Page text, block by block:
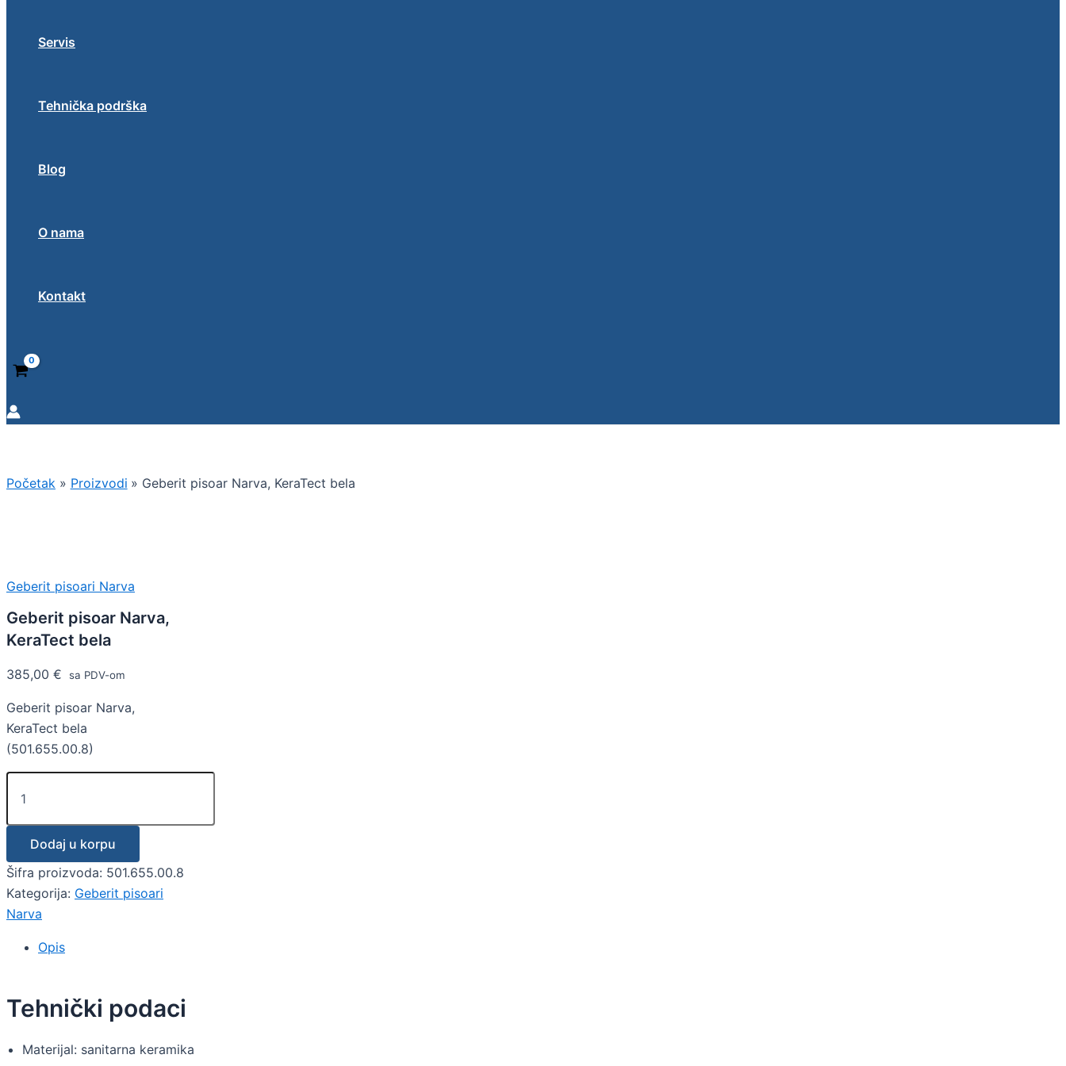
Servis
Tehnička podrška
Blog
O nama
Kontakt
Početak Proizvodi Geberit pisoar Narva, KeraTect bela
Geberit pisoari Narva
Geberit pisoar Narva,
KeraTect bela
385,00 € sa PDV-om
Geberit pisoar Narva,
KeraTect bela
(501.655.00.8)
Dodaj u korpu
Šifra proizvoda: 501.655.00.8
Kategorija: Geberit pisoari
Narva
Opis
Tehnički podaci
Materijal: sanitarna keramika